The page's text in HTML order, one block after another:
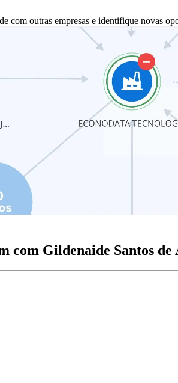
com outras empresas e identifique novas
com Gildenaide Santos